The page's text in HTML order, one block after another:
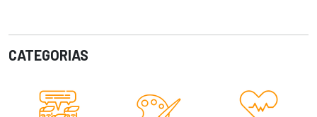
CATEGORIAS